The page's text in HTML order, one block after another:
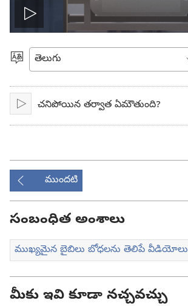
వీడియో
ప్లే
చేయి
భాష
ఎంచుకోండి
ప్లే చనిపోయిన తర్వాత ఏమౌతుంది?
ముందటి
సంబంధిత అంశాలు
ముఖ్యమైన బైబిలు బోధలను తెలిపే వీడియోలు
మీకు ఇవి కూడా నచ్చవచ్చు